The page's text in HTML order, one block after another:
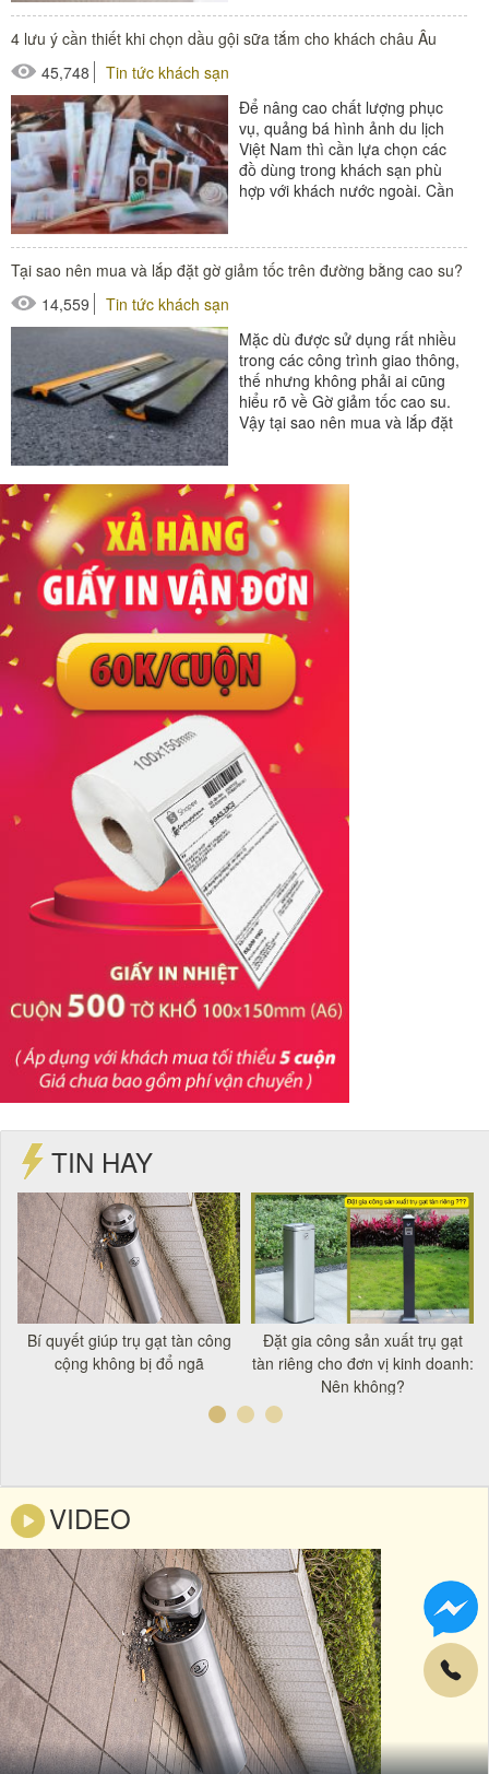
4 lưu ý cần thiết khi chọn dầu gội sữa tắm cho khách châu Âu
45,748
Tin tức khách sạn
Để nâng cao chất lượng phục
vụ, quảng bá hình ảnh du lịch
Việt Nam thì cần lựa chọn các
đồ dùng trong khách sạn phù
hợp với khách nước ngoài. Cần
Tại sao nên mua và lắp đặt gờ giảm tốc trên đường bằng cao su?
14,559
Tin tức khách sạn
Mặc dù được sử dụng rất nhiều
trong các công trình giao thông,
thế nhưng không phải ai cũng
hiểu rõ về Gờ giảm tốc cao su.
Vậy tại sao nên mua và lắp đặt
#gờ giảm tốc
#gờ giảm tốc độ
#ốp góc cột
TIN HAY
Bí quyết giúp trụ gạt tàn công
cộng không bị đổ ngã
Đặt gia công sản xuất trụ gạt
tàn riêng cho đơn vị kinh doanh:
Nên không?
VIDEO